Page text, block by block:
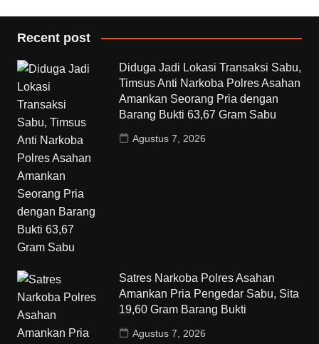
Recent post
Diduga Jadi Lokasi Transaksi Sabu,
Timsus Anti Narkoba Polres Asahan
Amankan Seorang Pria dengan
Barang Bukti 63,67 Gram Sabu
Agustus 7, 2026
Satres Narkoba Polres Asahan
Amankan Pria Pengedar Sabu, Sita
19,60 Gram Barang Bukti
Agustus 7, 2026